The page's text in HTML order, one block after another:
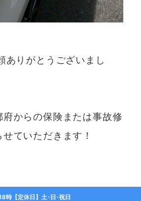
ありがとうございまし
からの保険または事故修
ていただきます！
時【定休日】土･日･祝日